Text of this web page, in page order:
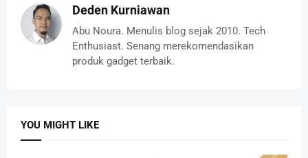
Deden Kurniawan
Abu Noura. Menulis blog sejak 2010. Tech
Enthusiast. Senang merekomendasikan
produk gadget terbaik.
YOU MIGHT LIKE